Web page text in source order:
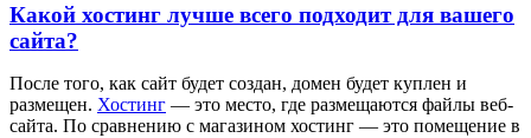
Какой хостинг лучше всего подходит для вашего
сайта?
После того, как сайт будет создан, домен будет куплен и
размещен. Хостинг — это место, где размещаются файлы веб-
сайта. По сравнению с магазином хостинг — это помещение в